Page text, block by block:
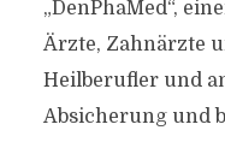
„DenPhaMed“,
Ärzte, Zahnärzte
Heilberufler und
Absicherung und